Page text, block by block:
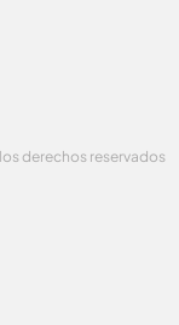
derechos reservados